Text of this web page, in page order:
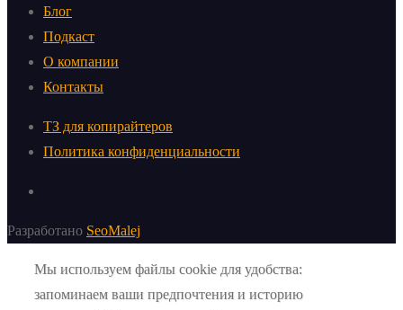
Блог
Подкаст
О компании
Контакты
ТЗ для копирайтеров
Политика конфиденциальности
Разработано SeoMalej
Мы используем файлы cookie для удобства:
запоминаем ваши предпочтения и историю